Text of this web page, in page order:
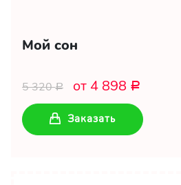
Мой сон
5 320Р от 4 898 Р
Заказать